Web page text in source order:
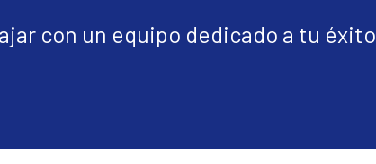
con un equipo dedicado a tu éxito